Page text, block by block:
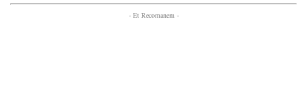
- Et Recomanem -